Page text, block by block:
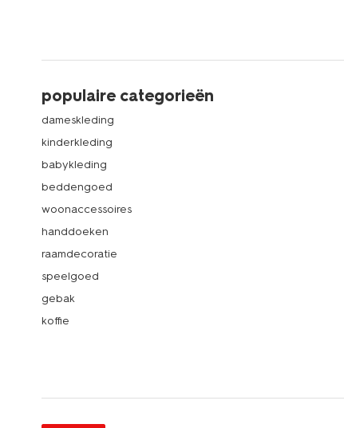
populaire categorieën
dameskleding
kinderkleding
babykleding
beddengoed
woonaccessoires
handdoeken
raamdecoratie
speelgoed
gebak
koffie